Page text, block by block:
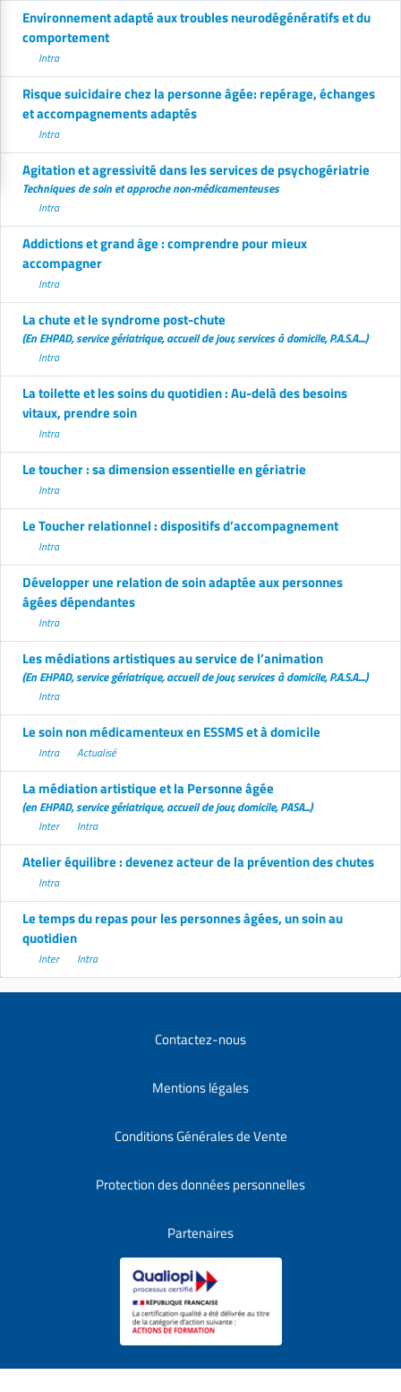
Environnement adapté aux troubles neurodégénératifs et du
comportement
Intra
Risque suicidaire chez la personne âgée: repérage, échanges
et accompagnements adaptés
Intra
Agitation et agressivité dans les services de psychogériatrie
Techniques de soin et approche non-médicamenteuses
Intra
Addictions et grand âge : comprendre pour mieux
accompagner
Intra
La chute et le syndrome post-chute
(En EHPAD, service gériatrique, accueil de jour, services à domicile, P.A.S.A....)
Intra
La toilette et les soins du quotidien : Au-delà des besoins
vitaux, prendre soin
Intra
Le toucher : sa dimension essentielle en gériatrie
Intra
Le Toucher relationnel : dispositifs d’accompagnement
Intra
Développer une relation de soin adaptée aux personnes
âgées dépendantes
Intra
Les médiations artistiques au service de l’animation
(En EHPAD, service gériatrique, accueil de jour, services à domicile, P.A.S.A....)
Intra
Le soin non médicamenteux en ESSMS et à domicile
Intra Actualisé
La médiation artistique et la Personne âgée
(en EHPAD, service gériatrique, accueil de jour, domicile, PASA...)
Inter Intra
Atelier équilibre : devenez acteur de la prévention des chutes
Intra
Le temps du repas pour les personnes âgées, un soin au
quotidien
Inter Intra
Contactez-nous
Mentions légales
Conditions Générales de Vente
Protection des données personnelles
Partenaires